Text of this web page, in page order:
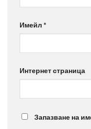
Имейл *
Интернет страница
Запазване на